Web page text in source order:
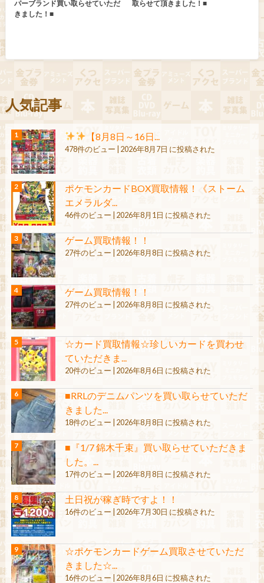
パーブランド買い取らせていただ
きました！■
取らせて頂きました！■
人気記事
【8月8日～16日...
478件のビュー | 2026年8月7日 に投稿された
ポケモンカードBOX買取情報！《ストーム
エメラルダ...
46件のビュー | 2026年8月1日 に投稿された
ゲーム買取情報！！
27件のビュー | 2026年8月8日 に投稿された
ゲーム買取情報！！
27件のビュー | 2026年8月8日 に投稿された
☆カード買取情報☆珍しいカードを買わせ
ていただきま...
20件のビュー | 2026年8月6日 に投稿された
■RRLのデニムパンツを買い取らせていただ
きました...
18件のビュー | 2026年8月8日 に投稿された
■『1/7 錦木千束』買い取らせていただきま
した。...
17件のビュー | 2026年8月8日 に投稿された
土日祝が稼ぎ時ですよ！！
16件のビュー | 2026年7月30日 に投稿された
☆ポケモンカードゲーム買取させていただ
きました☆...
16件のビュー | 2026年8月6日 に投稿された